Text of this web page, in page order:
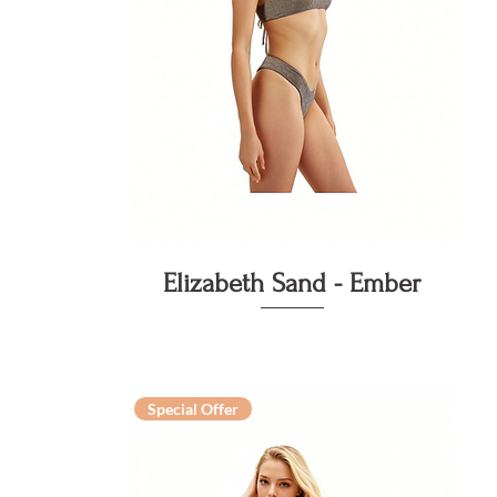
Vista rapida
Elizabeth Sand - Ember
Special Offer